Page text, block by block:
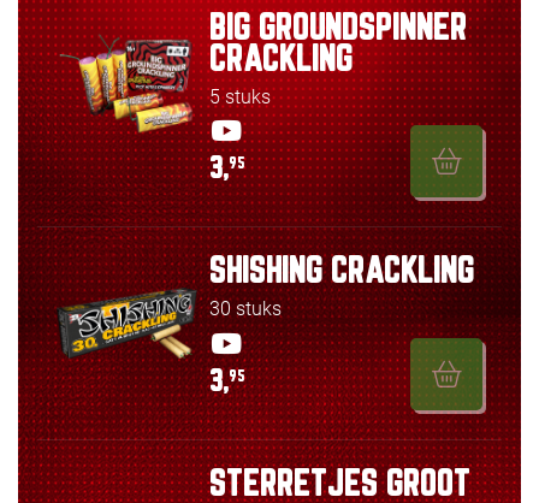
BIG GROUNDSPINNER
CRACKLING
5 stuks
3,95
SHISHING CRACKLING
30 stuks
3,95
STERRETJES GROOT